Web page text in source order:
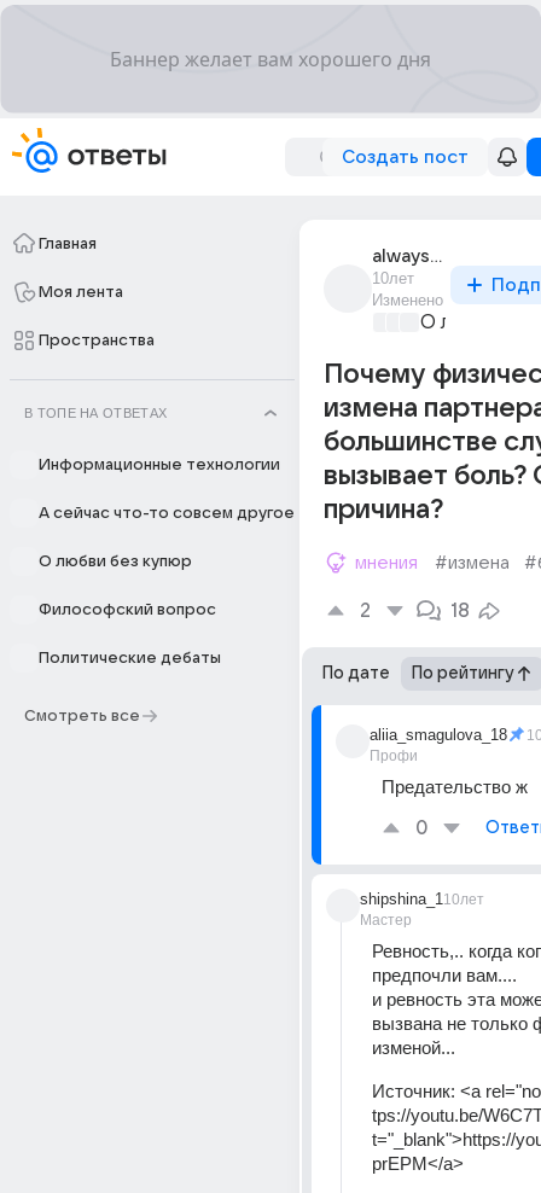
Создать пост
Главная
Моя лента
Пространства
В ТОПЕ НА ОТВЕТАХ
Информационные технологии
А сейчас что-то совсем другое
О любви без купюр
Философский вопрос
Политические дебаты
Смотреть все
always_smile_9
10лет
Изменено
О любви без
Почему
измена
большинстве
вызывает боль?
причина?
мнения #измена
2 18
По дате По рейтингу
aliia_smagulova_18
Профи
Предательство ж
0
shipshina_1
Мастер
10лет
Ревность,.. когда
предпочли вам....
и ревность эта
вызвана не только
изменой...
Источник: <a
tps://youtu.be/
t="_blank">https://
prEPM</a>